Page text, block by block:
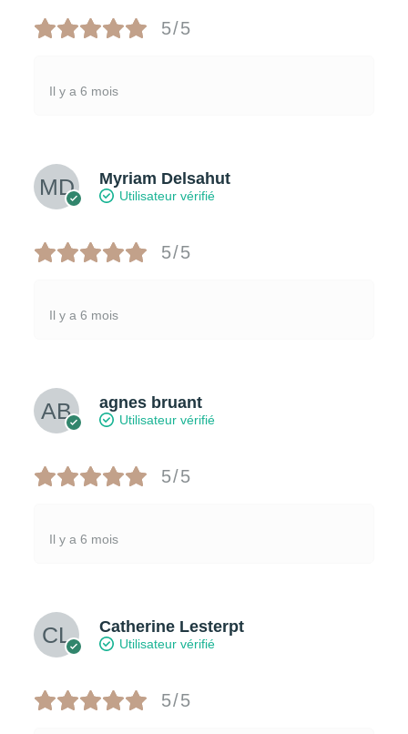
5/5
Il y a 6 mois
Myriam Delsahut
Utilisateur vérifié
5/5
Il y a 6 mois
agnes bruant
Utilisateur vérifié
5/5
Il y a 6 mois
Catherine Lesterpt
Utilisateur vérifié
5/5